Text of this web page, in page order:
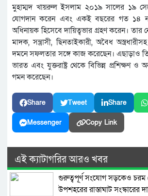
মুহাম্মদ খায়রুল ইসলাম ২০১৯ সালের ১৯
যোগদান করেন এবং একই বছরের গত ১৪
অধিনায়ক হিসেবে দায়িত্বভার গ্রহণ করেন। তার
মাদক, সন্ত্রাসী, ছিনতাইকারী, অবৈধ
দমনে সফলতার সঙ্গে কাজ করেছেন। এছাড়াও
ভারত এবং যুক্তরাষ্ট্র থেকে বিভিন্ন প্রশিক্ষণ ও
গমন করেছেন।
Share Tweet Share
Messenger Copy Link
এই ক্যাটাগরির আরও খবর
গুরুত্বপূর্ণ সংযোগ সড়কেও চরম
উপশহরের রাস্তাঘাট সংস্কারের